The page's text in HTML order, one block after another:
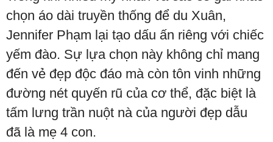
chọn áo dài truyền thống để du Xuân,
Jennifer Phạm lại tạo dấu ấn riêng với chiếc
yếm đào. Sự lựa chọn này không chỉ mang
đến vẻ đẹp độc đáo mà còn tôn vinh những
đường nét quyến rũ của cơ thể, đặc biệt là
tấm lưng trần nuột nà của người đẹp dẫu
đã là mẹ 4 con.